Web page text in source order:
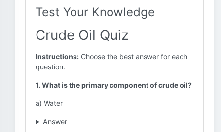
Test Your Knowledge
Crude Oil Quiz
Instructions: Choose the best answer for each
question.
1. What is the primary component of crude oil?
a) Water
Answer